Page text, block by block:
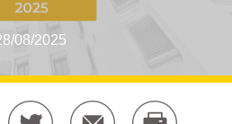
08/2025